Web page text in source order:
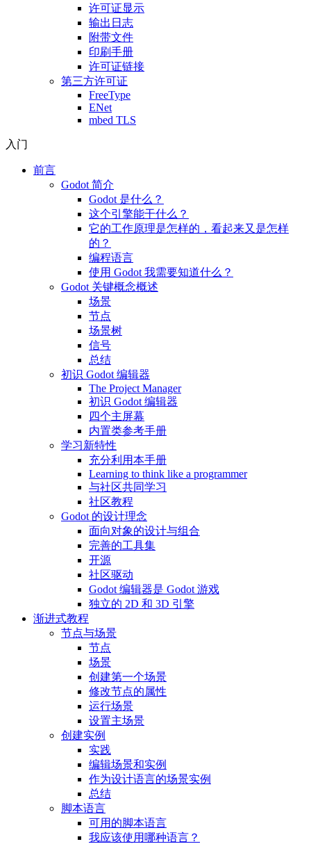
许可证显示
输出日志
附带文件
印刷手册
许可证链接
第三方许可证
FreeType
ENet
mbed TLS
入门
前言
Godot 简介
Godot 是什么？
这个引擎能干什么？
它的工作原理是怎样的，看起来又是怎样
的？
编程语言
使用 Godot 我需要知道什么？
Godot 关键概念概述
场景
节点
场景树
信号
总结
初识 Godot 编辑器
The Project Manager
初识 Godot 编辑器
四个主屏幕
内置类参考手册
学习新特性
充分利用本手册
Learning to think like a programmer
与社区共同学习
社区教程
Godot 的设计理念
面向对象的设计与组合
完善的工具集
开源
社区驱动
Godot 编辑器是 Godot 游戏
独立的 2D 和 3D 引擎
渐进式教程
节点与场景
节点
场景
创建第一个场景
修改节点的属性
运行场景
设置主场景
创建实例
实践
编辑场景和实例
作为设计语言的场景实例
总结
脚本语言
可用的脚本语言
我应该使用哪种语言？